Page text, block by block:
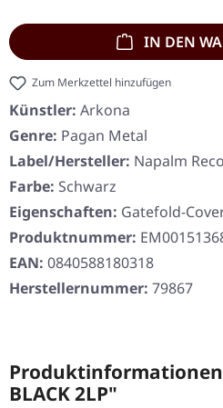
IN DEN
Zum Merkzettel hinzufügen
Künstler: Arkona
Genre: Pagan Metal
Label/Hersteller: Napalm
Farbe: Schwarz
Eigenschaften: Gatefold-
Produktnummer:
EAN: 0840588180318
Herstellernummer: 79867
Produktinformationen
BLACK 2LP"